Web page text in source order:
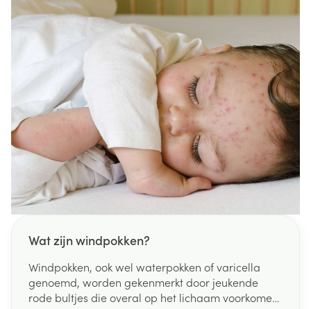
Wat zijn windpokken?
Windpokken, ook wel waterpokken of varicella
genoemd, worden gekenmerkt door jeukende
rode bultjes die overal op het lichaam voorkomen.